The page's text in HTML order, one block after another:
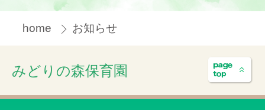
home お知らせ
みどりの森保育園